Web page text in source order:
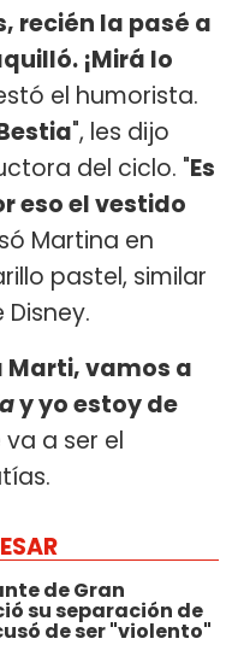
recién la pasé a
¡Mirá lo
el humorista.
", les dijo
del ciclo. "Es
eso el vestido
Martina en
pastel, similar
Marti, vamos a
y yo estoy de
a ser el
de Gran
su separación de
de ser "violento"